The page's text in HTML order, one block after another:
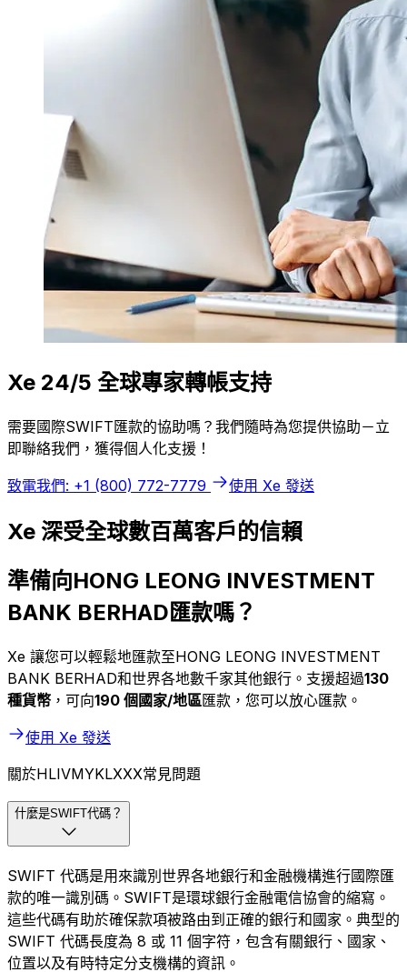
Xe 24/5 全球專家轉帳支持
需要國際SWIFT匯款的協助嗎？我們隨時為您提供協助－立
即聯絡我們，獲得個人化支援！
致電我們: +1 (800) 772-7779 使用 Xe 發送
Xe 深受全球數百萬客戶的信賴
準備向HONG LEONG INVESTMENT
BANK BERHAD匯款嗎？
Xe 讓您可以輕鬆地匯款至HONG LEONG INVESTMENT
BANK BERHAD和世界各地數千家其他銀行。支援超過130
種貨幣 ，可向190 個國家/地區匯款，您可以放心匯款。
使用 Xe 發送
關於HLIVMYKLXXX常見問題
什麼是SWIFT代碼？
SWIFT 代碼是用來識別世界各地銀行和金融機構進行國際匯
款的唯一識別碼。SWIFT是環球銀行金融電信協會的縮寫。
這些代碼有助於確保款項被路由到正確的銀行和國家。典型的
SWIFT 代碼長度為 8 或 11 個字符，包含有關銀行、國家、
位置以及有時特定分支機構的資訊。